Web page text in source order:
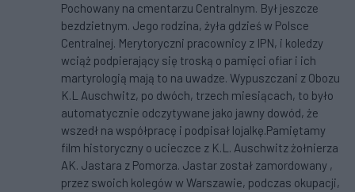
Pochowany na cmentarzu Centralnym. Był jeszcze
bezdzietnym. Jego rodzina, żyła gdzieś w Polsce
Centralnej. Merytoryczni pracownicy z IPN, i koledzy
wciąż podpierający się troską o pamięci ofiar i ich
martyrologią mają to na uwadze. Wypuszczani z Obozu
K.L Auschwitz, po dwóch, trzech miesiącach, to było
automatycznie odczytywane jako jawny dowód, że
wszedł na współpracę i podpisał lojalkę.Pamiętamy
film historyczny o ucieczce z K.L. Auschwitz żołnierza
AK. Jastara z Pomorza. Jastar został zamordowany ,
przez swoich kolegów w Warszawie, podczas okupacji,